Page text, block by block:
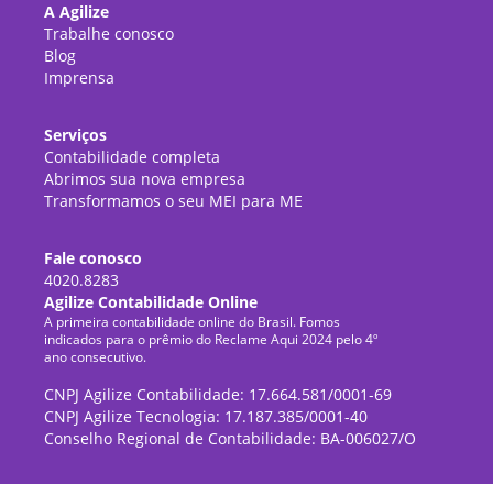
A Agilize
Trabalhe conosco
Blog
Imprensa
Serviços
Contabilidade completa
Abrimos sua nova empresa
Transformamos o seu MEI para ME
Fale conosco
4020.8283
Agilize Contabilidade Online
A primeira contabilidade online do Brasil. Fomos
indicados para o prêmio do Reclame Aqui 2024 pelo 4º
ano consecutivo.
CNPJ Agilize Contabilidade: 17.664.581/0001-69
CNPJ Agilize Tecnologia: 17.187.385/0001-40
Conselho Regional de Contabilidade: BA-006027/O